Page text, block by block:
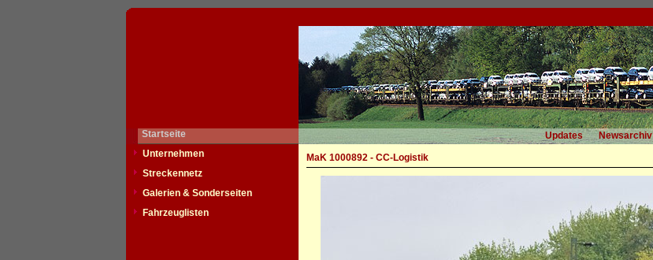
Startseite Updates Newsarchiv
Unternehmen
Streckennetz
Galerien & Sonderseiten
Fahrzeuglisten
MaK 1000892 - CC-Logistik